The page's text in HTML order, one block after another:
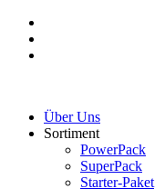
Über Uns
Sortiment
PowerPack
SuperPack
Starter-Paket